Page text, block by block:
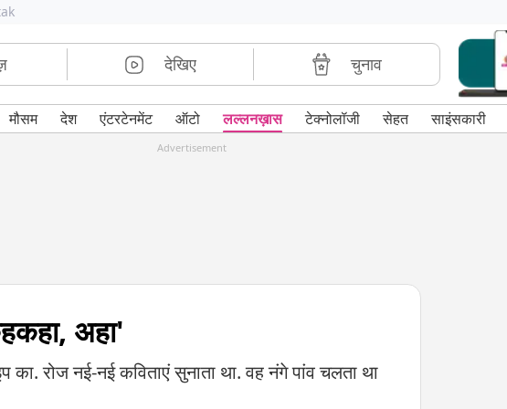
देखिए चुनाव
मौसम देश एंटरटेनमेंट ऑटो लल्लनख़ास टेक्नोलॉजी सेहत साइंसकारी
Advertisement
अहा'
रोज नई-नई कविताएं सुनाता था. वह नंगे पांव चलता था